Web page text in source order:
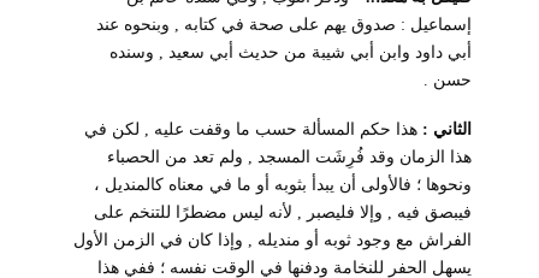
إسماعيل : صدوق يهم على صحة في كتابه , وبنحوه عند
أبي داود وابن أبي شيبة من حديث أبي سعيد , وسنده
حسن .
الثاني : هذا حكم المسألة حسب ما وقفت عليه , لكن في
هذا الزمان وقد فُرِشَت المسجد , ولم تعد من الحصباء
ونحوها ؛ فالأولى أن يبدأ بثوبه أو ما في معناه كالمنديل ،
فيبصق فيه , وإلا فليصبر , لأنه ليس مضطرًا للتنخم على
الفراش مع وجود ثوبه أو منديله , وإذا كان في الزمن الأول
يسهل الحفر للنخامة ودفنها في الوقت نفسه ؛ ففي هذا